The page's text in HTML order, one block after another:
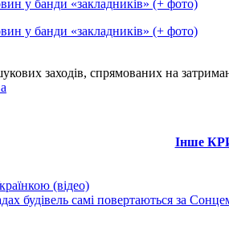
заходів, спрямованих на
Інше
(відео)
будівель самі повертаються за